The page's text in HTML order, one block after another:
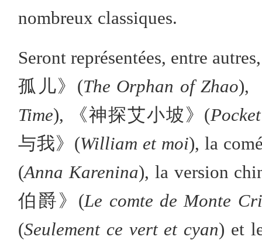
nombreux classiques.
Seront représentées, entre
孤儿》(The Orphan of Zhao),
Time), 《神探艾小坡》(
与我》(William et moi), la
(Anna Karenina), la version
伯爵》(Le comte de Monte
(Seulement ce vert et cyan) et